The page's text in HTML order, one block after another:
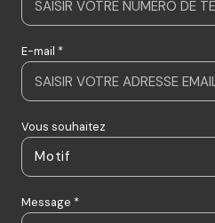
E-mail *
Vous souhaitez
Motif
Message *